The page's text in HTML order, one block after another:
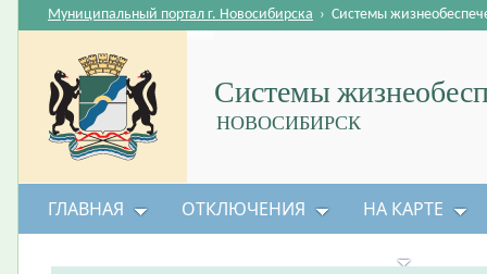
Системы
НОВОСИБИРСК
Муниципальный портал г. Новосибирска › Системы
ГЛАВНАЯ ОТКЛЮЧЕНИЯ НА КАРТЕ